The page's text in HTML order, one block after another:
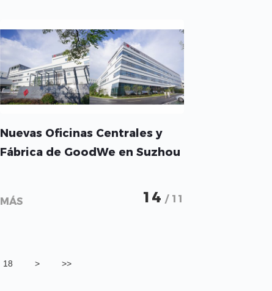
Nuevas Oficinas Centrales y
Fábrica de GoodWe en Suzhou
MÁS 14 / 11
18 > >>